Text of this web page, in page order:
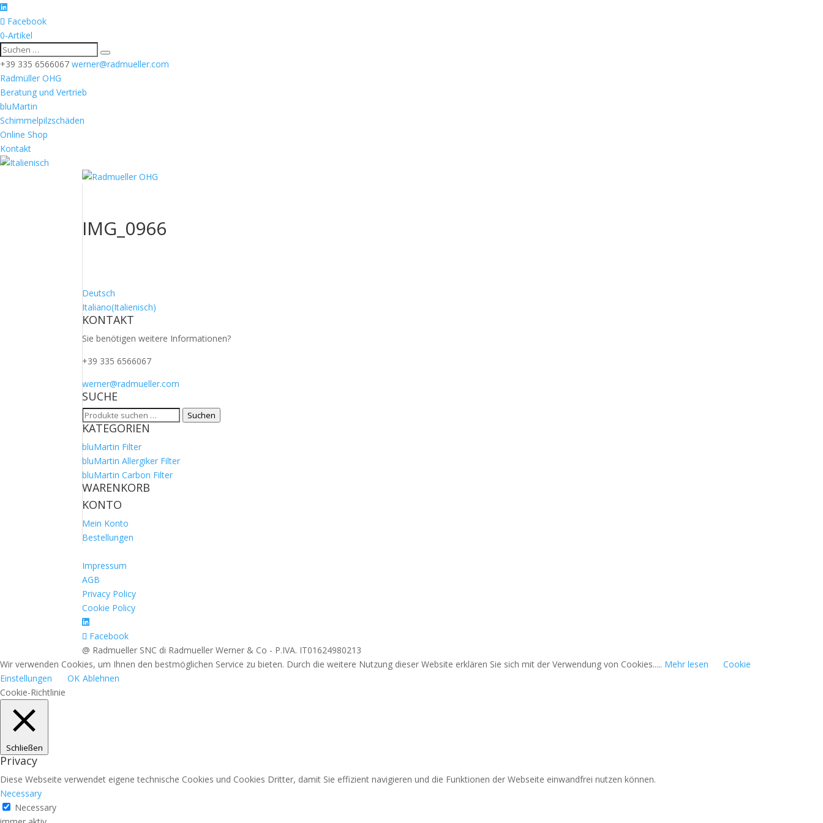
Facebook
0-Artikel
+39 335 6566067 werner@radmueller.com
Radmüller OHG
Beratung und Vertrieb
bluMartin
Schimmelpilzschäden
Online Shop
Kontakt
IMG_0966
Deutsch
Italiano(Italienisch)
KONTAKT
Sie benötigen weitere Informationen?
+39 335 6566067
werner@radmueller.com
SUCHE
Suchen
nach:
Suchen
KATEGORIEN
bluMartin Filter
bluMartin Allergiker Filter
bluMartin Carbon Filter
WARENKORB
KONTO
Mein Konto
Bestellungen
Impressum
AGB
Privacy Policy
Cookie Policy
Facebook
@ Radmueller SNC di Radmueller Werner & Co - P.IVA. IT01624980213
Wir verwenden Cookies, um Ihnen den bestmöglichen Service zu bieten. Durch die weitere Nutzung dieser Website erklären Sie sich mit der Verwendung von Cookies..... Mehr lesen
Cookie
Einstellungen
OK Ablehnen
Cookie-Richtlinie
Schließen
Privacy
Diese Webseite verwendet eigene technische Cookies und Cookies Dritter, damit Sie effizient navigieren und die Funktionen der Webseite einwandfrei nutzen können.
Necessary
Necessary